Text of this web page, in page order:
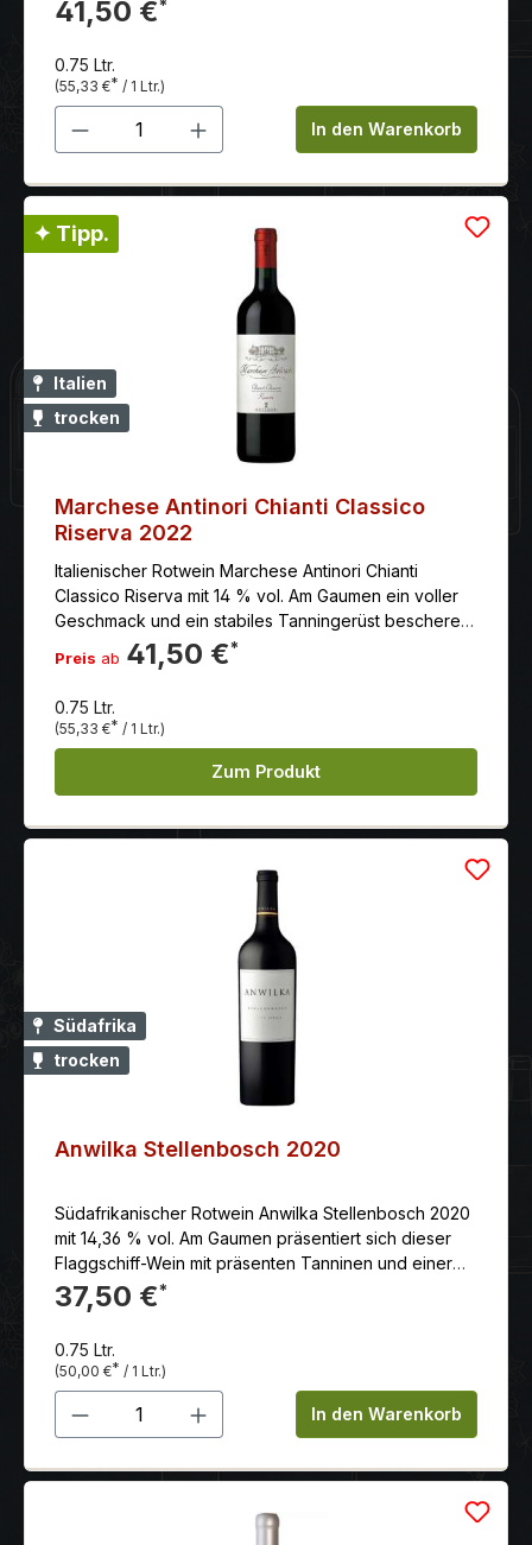
Struktur sprechen Bände.
41,50 €*
0.75 Ltr.
(55,33 €* / 1 Ltr.)
Produkt Anzahl: Gib denIn den Warenkorb
✦ Tipp.
Italien
trocken
Marchese Antinori Chianti Classico
Riserva 2022
Italienischer Rotwein Marchese Antinori Chianti
Classico Riserva mit 14 % vol. Am Gaumen ein voller
Geschmack und ein stabiles Tanningerüst bescheren
ein wahres Geschmackserlebnis. Bereits jetzt schon
ein Genuss.
Preis ab 41,50 €*
0.75 Ltr.
(55,33 €* / 1 Ltr.)
Zum Produkt
Südafrika
trocken
Anwilka Stellenbosch 2020
Südafrikanischer Rotwein Anwilka Stellenbosch 2020
mit 14,36 % vol. Am Gaumen präsentiert sich dieser
Flaggschiff-Wein mit präsenten Tanninen und einer
wunderbaren Textur, ausgewogen und komplex, mit
einem langen, reichhaltigen Abgang. Ein lagerfähiger
wird.
37,50 €*
0.75 Ltr.
(50,00 €* / 1 Ltr.)
Produkt Anzahl: Gib denIn den Warenkorb